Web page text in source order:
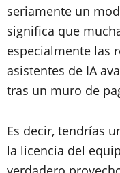
seriamente un
significa que
especialmente las
asistentes de IA
tras un muro de
Es decir, tendrías
la licencia del